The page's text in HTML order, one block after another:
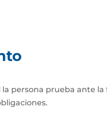
persona prueba ante